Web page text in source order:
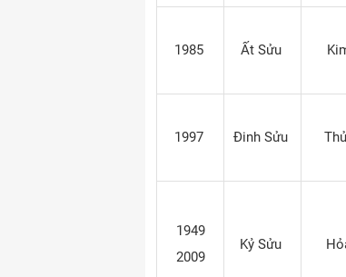
1985 Ất Sửu
1997 Đinh Sửu
1949
2009
Kỷ Sửu